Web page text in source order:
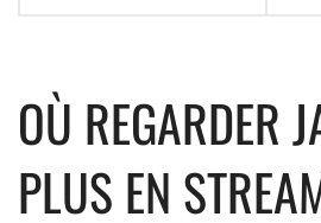
OÙ REGARDER
PLUS EN